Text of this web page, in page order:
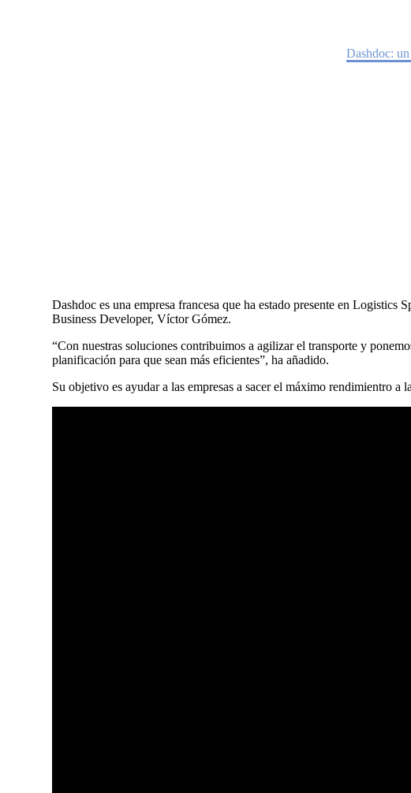
Dashdoc:
Dashdoc es una empresa francesa que ha estado presente en Logistics
Business Developer, Víctor Gómez.
“Con nuestras soluciones contribuimos a agilizar el transporte y
planificación para que sean más eficientes”, ha añadido.
Su objetivo es ayudar a las empresas a sacer el máximo rendimientro a